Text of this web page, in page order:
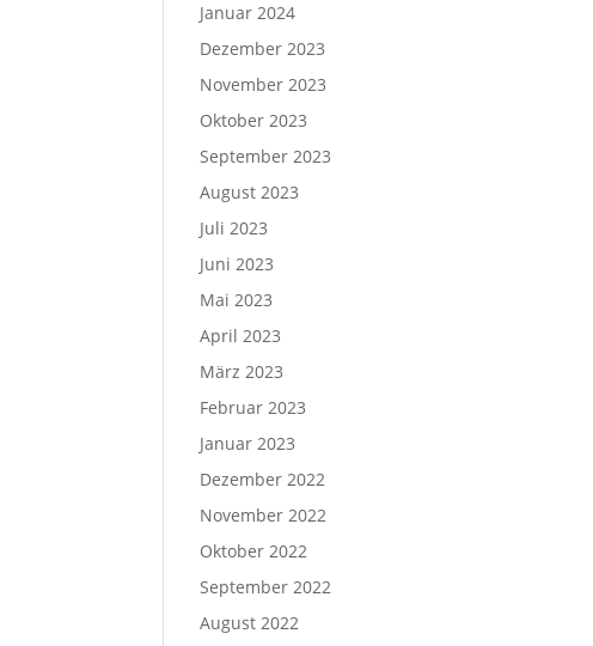
Januar 2024
Dezember 2023
November 2023
Oktober 2023
September 2023
August 2023
Juli 2023
Juni 2023
Mai 2023
April 2023
März 2023
Februar 2023
Januar 2023
Dezember 2022
November 2022
Oktober 2022
September 2022
August 2022